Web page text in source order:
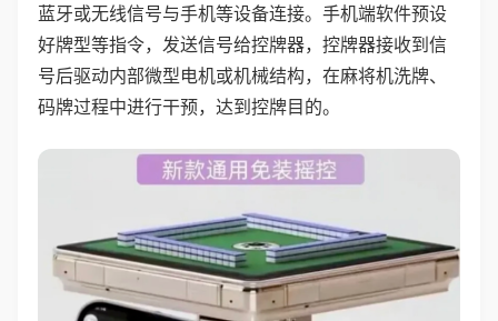
蓝牙或无线信号与手机等设备连接。手机端软件预设
好牌型等指令，发送信号给控牌器，控牌器接收到信
号后驱动内部微型电机或机械结构，在麻将机洗牌、
码牌过程中进行干预，达到控牌目的。